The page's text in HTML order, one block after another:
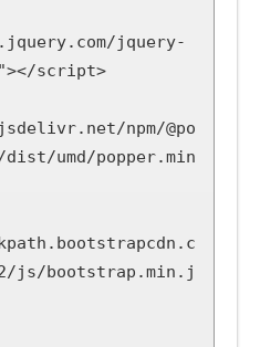
jquery-
script>
npm/@po
umd/popper.min
js/bootstrap.min.j